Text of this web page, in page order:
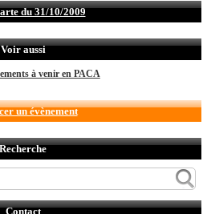
du 31/10/2009
Voir aussi
à venir en PACA
un évènement
Recherche
Contact